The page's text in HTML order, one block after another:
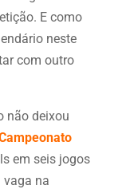
E como
neste
com outro
não deixou
em seis jogos
vaga na